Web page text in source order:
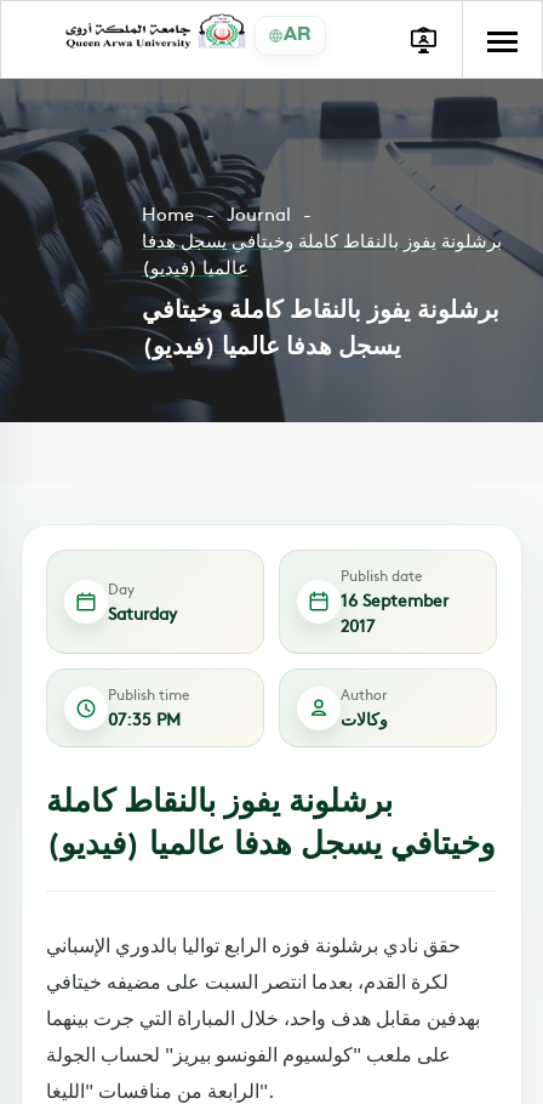
AR
Home
Journal
برشلونة يفوز بالنقاط كاملة وخيتافي يسجل هدفا
عالميا (فيديو)
برشلونة يفوز بالنقاط كاملة وخيتافي
يسجل هدفا عالميا (فيديو)
Day
Saturday
Publish date
16 September
2017
Publish time
07:35 PM
Author
وكالات
برشلونة يفوز بالنقاط كاملة
وخيتافي يسجل هدفا عالميا (فيديو)
حقق نادي برشلونة فوزه الرابع تواليا بالدوري الإسباني
لكرة القدم، بعدما انتصر السبت على مضيفه خيتافي
بهدفين مقابل هدف واحد، خلال المباراة التي جرت بينهما
على ملعب "كولسيوم الفونسو بيريز" لحساب الجولة
الرابعة من منافسات "الليغا".